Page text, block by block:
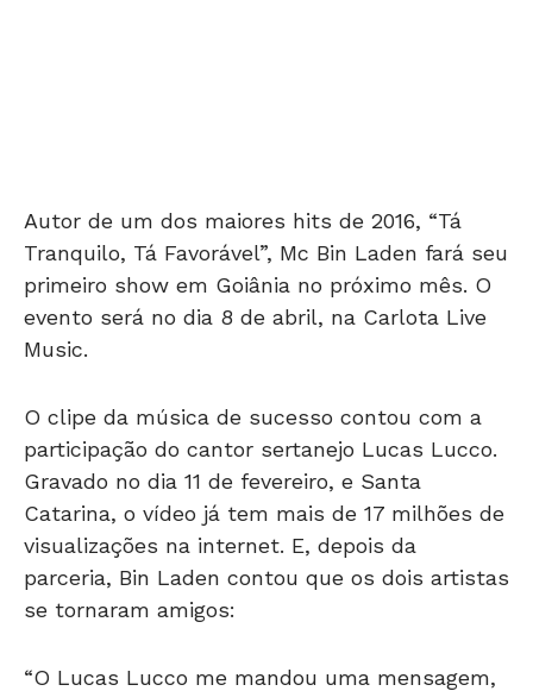
Autor de um dos maiores hits de 2016, “Tá
Tranquilo, Tá Favorável”, Mc Bin Laden fará seu
primeiro show em Goiânia no próximo mês. O
evento será no dia 8 de abril, na Carlota Live
Music.
O clipe da música de sucesso contou com a
participação do cantor sertanejo Lucas Lucco.
Gravado no dia 11 de fevereiro, e Santa
Catarina, o vídeo já tem mais de 17 milhões de
visualizações na internet. E, depois da
parceria, Bin Laden contou que os dois artistas
se tornaram amigos:
“O Lucas Lucco me mandou uma mensagem,